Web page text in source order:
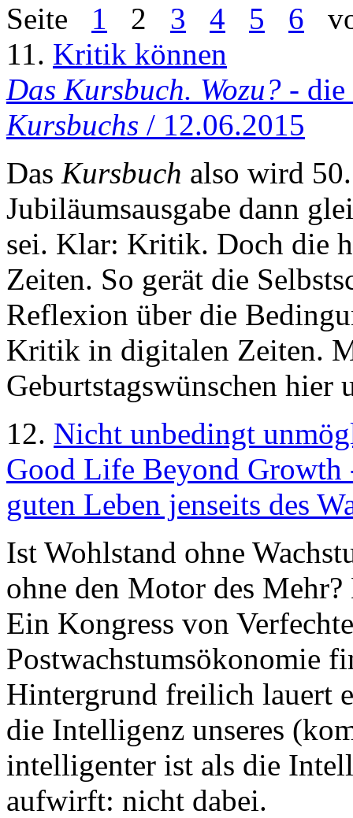
Seite 1 2 3 4 5 6
11. Kritik können
Das Kursbuch. Wozu? - die
Kursbuchs / 12.06.2015
Das Kursbuch also wird
Jubiläumsausgabe dann
sei. Klar: Kritik. Doch die
Zeiten. So gerät die
Reflexion über die
Kritik in digitalen Zeiten.
Geburtstagswünschen hier
12. Nicht unbedingt
Good Life Beyond Growth
guten Leben jenseits des
Ist Wohlstand ohne
ohne den Motor des
Ein Kongress von
Postwachstumsökonomie
Hintergrund freilich lauert
die Intelligenz unseres
intelligenter ist als die
aufwirft: nicht dabei.